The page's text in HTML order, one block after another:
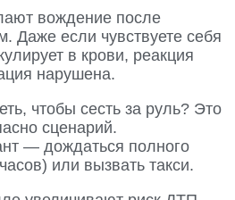
вождение после
Даже если чувствуете себя
в крови, реакция
нарушена.
чтобы сесть за руль? Это
сценарий.
— дождаться полного
или вызвать такси.